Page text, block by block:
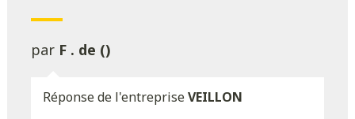
par F . de ()
Réponse de l'entrepriseVEILLON